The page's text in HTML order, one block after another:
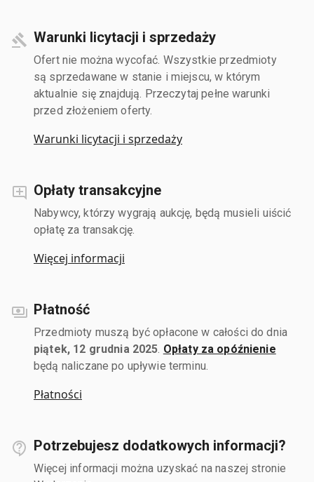
Warunki licytacji i sprzedaży
Ofert nie można wycofać. Wszystkie przedmioty
są sprzedawane w stanie i miejscu, w którym
aktualnie się znajdują. Przeczytaj pełne warunki
przed złożeniem oferty.
Warunki licytacji i sprzedaży
Opłaty transakcyjne
Nabywcy, którzy wygrają aukcję, będą musieli uiścić
opłatę za transakcję.
Więcej informacji
Płatność
Przedmioty muszą być opłacone w całości do dnia
piątek, 12 grudnia 2025 Opłaty za opóźnienie
będą naliczane po upływie terminu.
Płatności
Potrzebujesz dodatkowych informacji?
Więcej informacji można uzyskać na naszej stronie